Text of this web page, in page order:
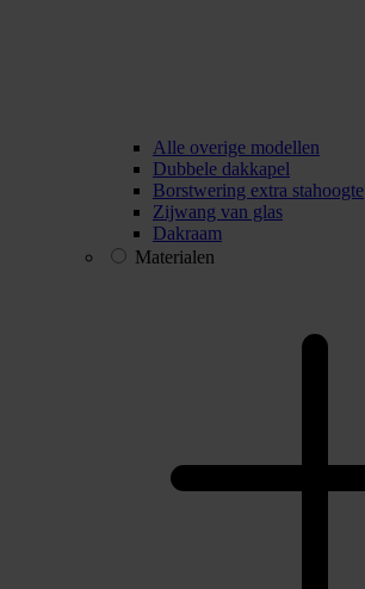
Alle overige modellen
Dubbele dakkapel
Borstwering extra stahoogte
Zijwang van glas
Dakraam
Materialen